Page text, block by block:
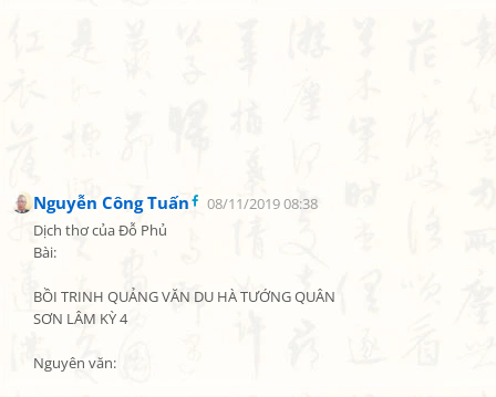
Nguyễn Công Tuấn
08/11/2019 08:38
Dịch thơ của Đỗ Phủ
Bài:
BỒI TRINH QUẢNG VĂN DU HÀ TƯỚNG QUÂN
SƠN LÂM KỲ 4
Nguyên văn: